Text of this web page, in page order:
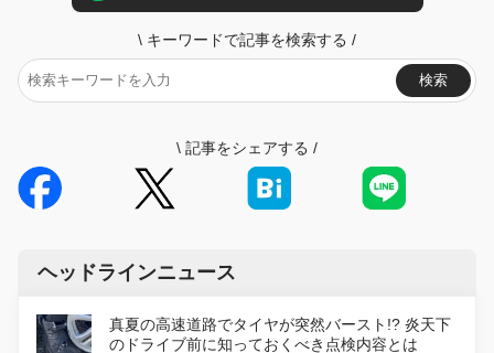
\ キーワードで記事を検索する /
検索
\ 記事をシェアする /
ヘッドラインニュース
真夏の高速道路でタイヤが突然バースト!? 炎天下
のドライブ前に知っておくべき点検内容とは